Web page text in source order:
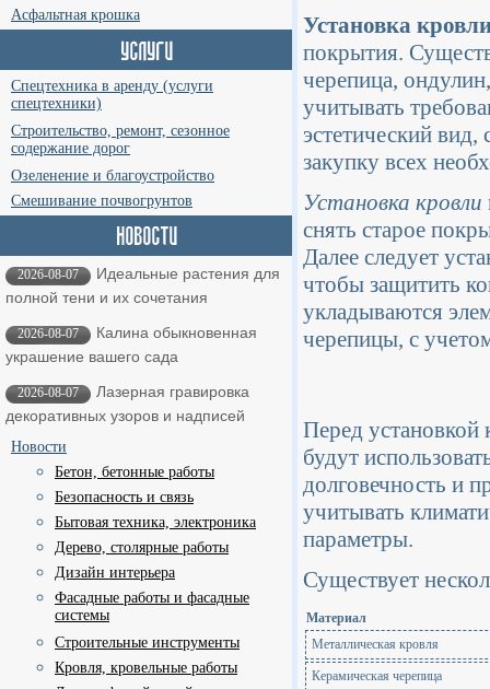
Асфальтная крошка
Спецтехника в аренду (услуги
спецтехники)
Строительство, ремонт, сезонное
содержание дорог
Озеленение и благоустройство
Смешивание почвогрунтов
2026-08-07
Идеальные растения для
полной тени и их сочетания
2026-08-07
Калина обыкновенная
украшение вашего сада
2026-08-07
Лазерная гравировка
декоративных узоров и надписей
Новости
Бетон, бетонные работы
Безопасность и связь
Бытовая техника, электроника
Дерево, столярные работы
Дизайн интерьера
Фасадные работы и фасадные
системы
Строительные инструменты
Кровля, кровельные работы
Установка
покрытия.
черепица,
учитывать
эстетический вид,
закупку всех
Установка кровли
снять старое
Далее следует
чтобы защитить
укладываются
черепицы, с
Перед установкой
будут
долговечность и
учитывать
параметры.
Существует
Материал
Металлическая кровля
Керамическая черепица